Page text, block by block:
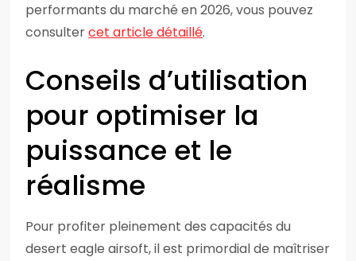
performants du marché en 2026, vous pouvez
consultercet article détaillé.
Conseils d’utilisation
pour optimiser la
puissance et le
réalisme
Pour profiter pleinement des capacités du
desert eagle airsoft, il est primordial de maîtriser